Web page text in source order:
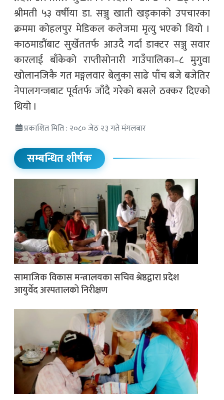
श्रीमती ५३ वर्षीया डा. सञ्जु खाती खड्काको उपचारका
क्रममा कोहलपुर मेडिकल कलेजमा मृत्यु भएको थियो ।
काठमाडौंबाट सुर्खेततर्फ आउदै गर्दा डाक्टर सञ्जु सवार
कारलाई बाँकेको राप्तीसोनारी गाउँपालिका–८ मुगुवा
खोलानजिकै गत मङ्गलवार बेलुका साढे पाँच बजे बजेतिर
नेपालगन्जबाट पूर्वतर्फ जाँदै गरेको बसले ठक्कर दिएको
थियो ।
प्रकाशित मिति : २०८० जेठ २३ गते मंगलबार
सम्बन्धित शीर्षक
सामाजिक विकास मन्त्रालयका सचिव श्रेष्ठद्वारा प्रदेश
आयुर्वेद अस्पतालको निरीक्षण